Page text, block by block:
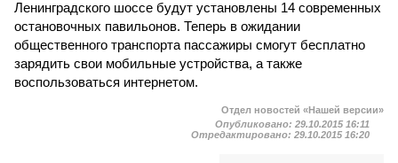
Ленинградского шоссе будут установлены 14 современных
остановочных павильонов. Теперь в ожидании
общественного транспорта пассажиры смогут бесплатно
зарядить свои мобильные устройства, а также
воспользоваться интернетом.
Отдел новостей «Нашей версии»
Опубликовано: 29.10.2015 16:11
Отредактировано: 29.10.2015 16:20